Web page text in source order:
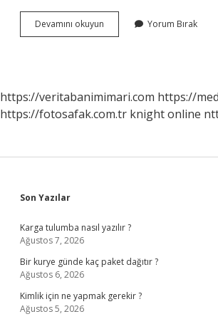
Devamını okuyun
Kehribar
Yorum Bırak
https://veritabanimimari.com https://
https://fotosafak.com.tr knight online
Sidebar
Son Yazılar
Karga tulumba nasıl yazılır ?
Ağustos 7, 2026
Bir kurye günde kaç paket dağıtır ?
Ağustos 6, 2026
Kimlik için ne yapmak gerekir ?
Ağustos 5, 2026